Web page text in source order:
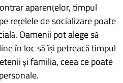
aparențelor, timpul
rețelele de socializare poate
Oamenii pot alege să
în loc să își petreacă timpul
și familia, ceea ce poate